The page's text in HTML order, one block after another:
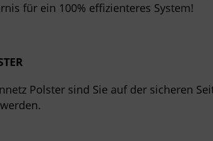
für ein 100% effizienteres System!
Polster sind Sie auf der sicheren